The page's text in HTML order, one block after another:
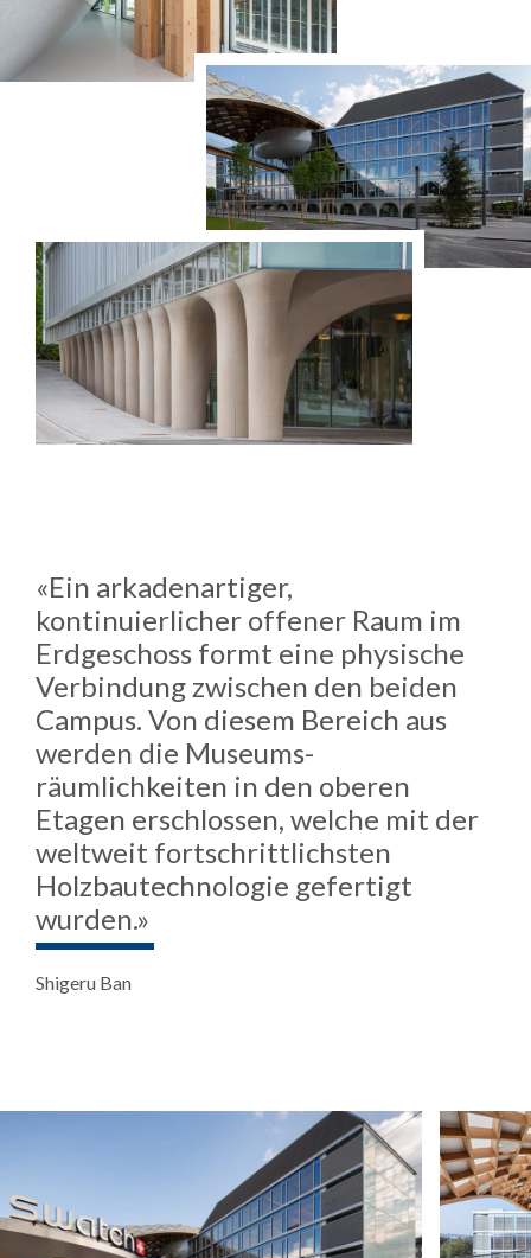
«Ein arkadenartiger,
kontinuierlicher offener Raum im
Erdgeschoss formt eine physische
Verbindung zwischen den beiden
Campus. Von diesem Bereich aus
werden die Museums­
räumlichkeiten in den oberen
Etagen erschlossen, welche mit der
weltweit fortschrittlichsten
Holzbau­technologie gefertigt
wurden.»
Shigeru Ban